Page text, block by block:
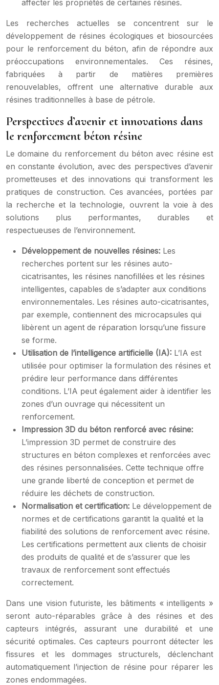
affecter les propriétés de certaines résines.
Les recherches actuelles se concentrent sur le
développement de résines écologiques et biosourcées
pour le renforcement du béton, afin de répondre aux
préoccupations environnementales. Ces résines,
fabriquées à partir de matières premières
renouvelables, offrent une alternative durable aux
résines traditionnelles à base de pétrole.
Perspectives d’avenir et innovations dans
le renforcement béton résine
Le domaine du renforcement du béton avec résine est
en constante évolution, avec des perspectives d’avenir
prometteuses et des innovations qui transforment les
pratiques de construction. Ces avancées, portées par
la recherche et la technologie, ouvrent la voie à des
solutions plus performantes, durables et
respectueuses de l’environnement.
Développement de nouvelles résines: Les
recherches portent sur les résines auto-
cicatrisantes, les résines nanofillées et les résines
intelligentes, capables de s’adapter aux conditions
environnementales. Les résines auto-cicatrisantes,
par exemple, contiennent des microcapsules qui
libèrent un agent de réparation lorsqu’une fissure
se forme.
Utilisation de l’intelligence artificielle (IA): L’IA est
utilisée pour optimiser la formulation des résines et
prédire leur performance dans différentes
conditions. L’IA peut également aider à identifier les
zones d’un ouvrage qui nécessitent un
renforcement.
Impression 3D du béton renforcé avec résine:
L’impression 3D permet de construire des
structures en béton complexes et renforcées avec
des résines personnalisées. Cette technique offre
une grande liberté de conception et permet de
réduire les déchets de construction.
Normalisation et certification: Le développement de
normes et de certifications garantit la qualité et la
fiabilité des solutions de renforcement avec résine.
Les certifications permettent aux clients de choisir
des produits de qualité et de s’assurer que les
travaux de renforcement sont effectués
correctement.
Dans une vision futuriste, les bâtiments « intelligents »
seront auto-réparables grâce à des résines et des
capteurs intégrés, assurant une durabilité et une
sécurité optimales. Ces capteurs pourront détecter les
fissures et les dommages structurels, déclenchant
automatiquement l’injection de résine pour réparer les
zones endommagées.